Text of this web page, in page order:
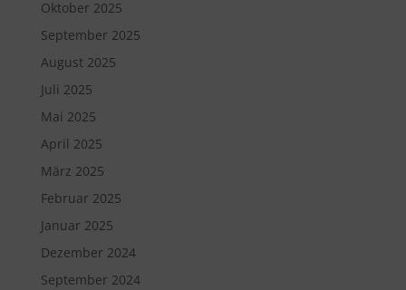
Oktober 2025
September 2025
August 2025
Juli 2025
Mai 2025
April 2025
März 2025
Februar 2025
Januar 2025
Dezember 2024
September 2024